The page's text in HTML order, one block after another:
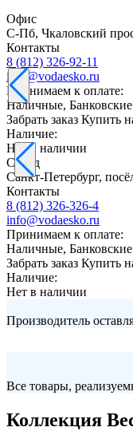
Офис
С-Пб, Чкаловский
Контакты
8 (812) 326-92-11
info@vodaesko.ru
Принимаем к оплате:
Наличные,
Забрать заказ Купить
Наличие:
Нет в наличии
Склад
Санкт-Петербург,
Контакты
8 (812) 326-326-4
info@vodaesko.ru
Принимаем к оплате:
Наличные,
Забрать заказ Купить
Наличие:
Нет в наличии
Производитель
Все товары,
Коллекция